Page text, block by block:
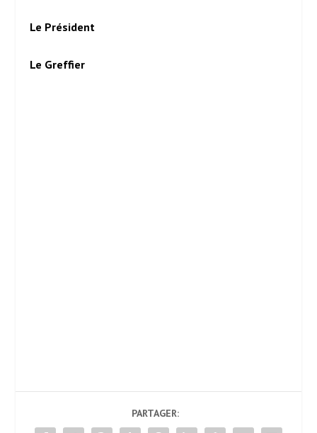
Le Président
Le Greffier
PARTAGER: